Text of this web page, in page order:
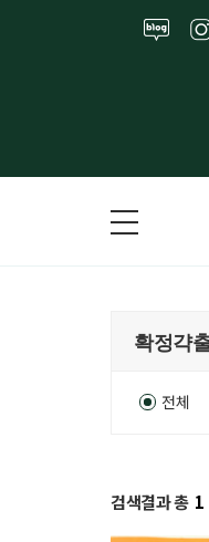
전체
검색결과 총 1